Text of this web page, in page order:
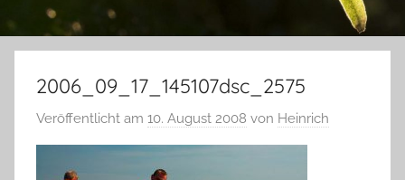
2006_09_17_145107dsc_2575
Veröffentlicht am 10. August 2008 von Heinrich